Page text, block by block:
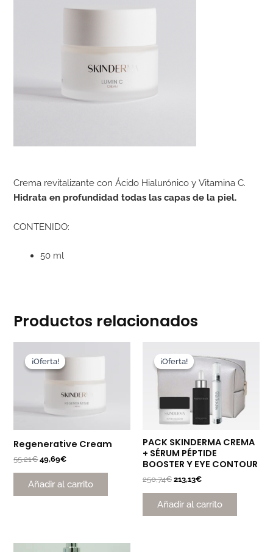
Crema revitalizante con Ácido Hialurónico y Vitamina C.
Hidrata en profundidad todas las capas de la piel.
CONTENIDO:
50 ml
Productos relacionados
¡Oferta!
¡Oferta!
Regenerative Cream
55,21€
precio
original
49,69€
precio
Añadir al carrito
¡Oferta!
¡Oferta!
PACK SKINDERMA CREMA
+ SÉRUM PÉPTIDE
BOOSTER Y EYE CONTOUR
250,74€
precio
original
250,74€.
213,13€
precio
actual
es:
213,13€.
Añadir al carrito
El